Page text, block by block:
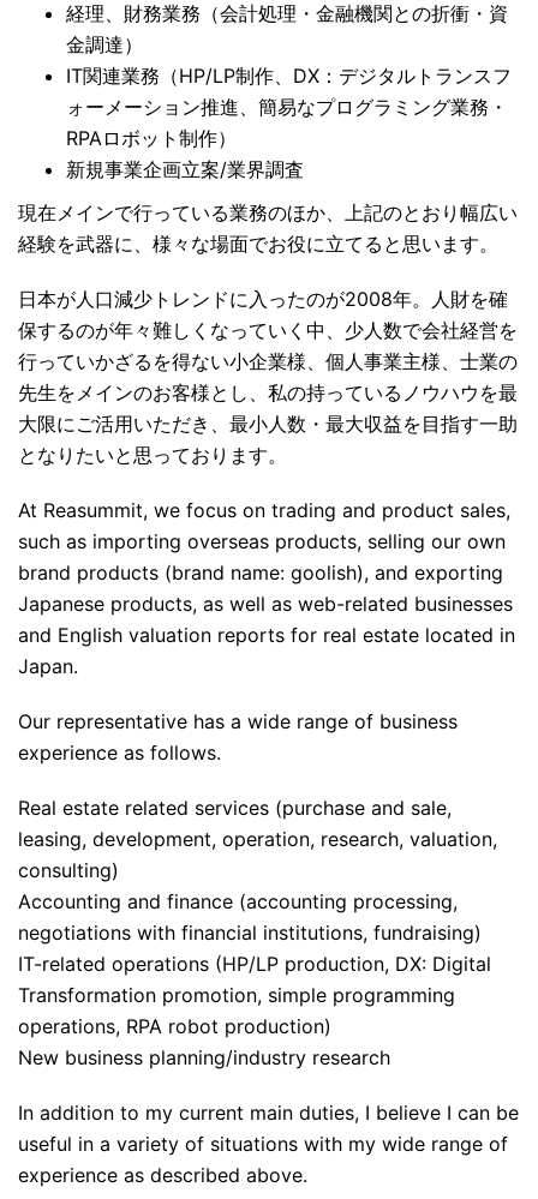
経理、財務業務（会計処理・金融機関との折衝・資
金調達）
IT関連業務（HP/LP制作、DX：デジタルトランスフ
ォーメーション推進、簡易なプログラミング業務・
RPAロボット制作）
新規事業企画立案/業界調査
現在メインで行っている業務のほか、上記のとおり幅広い
経験を武器に、様々な場面でお役に立てると思います。
日本が人口減少トレンドに入ったのが2008年。人財を確
保するのが年々難しくなっていく中、少人数で会社経営を
行っていかざるを得ない小企業様、個人事業主様、士業の
先生をメインのお客様とし、私の持っているノウハウを最
大限にご活用いただき、最小人数・最大収益を目指す一助
となりたいと思っております。
At Reasummit, we focus on trading and product sales,
such as importing overseas products, selling our own
brand products (brand name: goolish), and exporting
Japanese products, as well as web-related businesses
and English valuation reports for real estate located in
Japan.
Our representative has a wide range of business
experience as follows.
Real estate related services (purchase and sale,
leasing, development, operation, research, valuation,
consulting)
Accounting and finance (accounting processing,
negotiations with financial institutions, fundraising)
IT-related operations (HP/LP production, DX: Digital
Transformation promotion, simple programming
operations, RPA robot production)
New business planning/industry research
In addition to my current main duties, I believe I can be
useful in a variety of situations with my wide range of
experience as described above.